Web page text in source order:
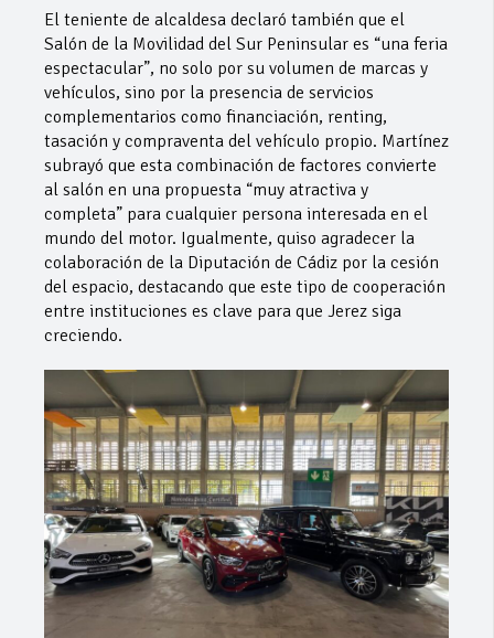
El teniente de alcaldesa declaró también que el
Salón de la Movilidad del Sur Peninsular es “una feria
espectacular”, no solo por su volumen de marcas y
vehículos, sino por la presencia de servicios
complementarios como financiación, renting,
tasación y compraventa del vehículo propio. Martínez
subrayó que esta combinación de factores convierte
al salón en una propuesta “muy atractiva y
completa” para cualquier persona interesada en el
mundo del motor. Igualmente, quiso agradecer la
colaboración de la Diputación de Cádiz por la cesión
del espacio, destacando que este tipo de cooperación
entre instituciones es clave para que Jerez siga
creciendo.